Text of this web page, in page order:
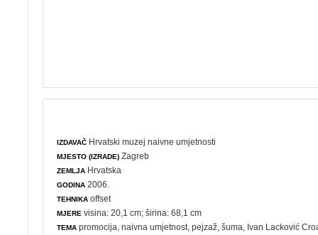
IZDAVAČ Hrvatski muzej naivne umjetnosti
MJESTO (IZRADE) Zagreb
ZEMLJA Hrvatska
GODINA 2006.
TEHNIKA offset
MJERE visina: 20,1 cm; širina: 68,1 cm
TEMA promocija ,naivna umjetnost ,pejzaž ,šuma , Ivan Lacković